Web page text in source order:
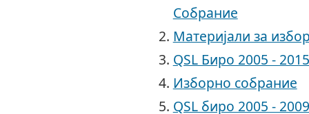
Собрание
Материјали за
QSL Биро 2005 - 2015
Изборно собрание
QSL биро 2005 -